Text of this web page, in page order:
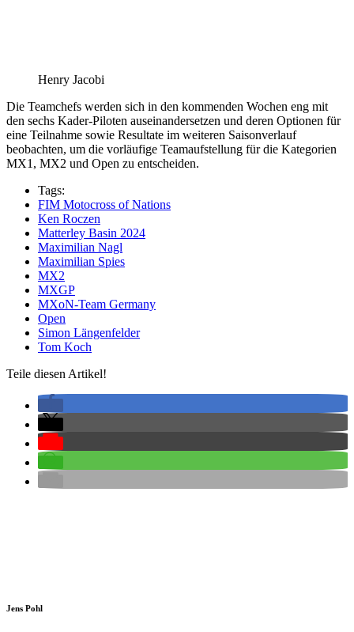
Henry Jacobi
Die Teamchefs werden sich in den kommenden Wochen eng mit
den sechs Kader-Piloten auseinandersetzen und deren Optionen für
eine Teilnahme sowie Resultate im weiteren Saisonverlauf
beobachten, um die vorläufige Teamaufstellung für die Kategorien
MX1, MX2 und Open zu entscheiden.
Tags:
FIM Motocross of Nations
Ken Roczen
Matterley Basin 2024
Maximilian Nagl
Maximilian Spies
MX2
MXGP
MXoN-Team Germany
Open
Simon Längenfelder
Tom Koch
Teile diesen Artikel!
Jens Pohl